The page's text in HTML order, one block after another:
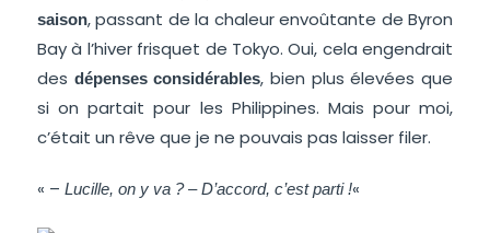
saison, passant de la chaleur envoûtante de Byron
Bay à l’hiver frisquet de Tokyo. Oui, cela engendrait
des dépenses considérables, bien plus élevées que
si on partait pour les Philippines. Mais pour moi,
c’était un rêve que je ne pouvais pas laisser filer.
« – Lucille, on y va ? – D’accord, c’est parti !«